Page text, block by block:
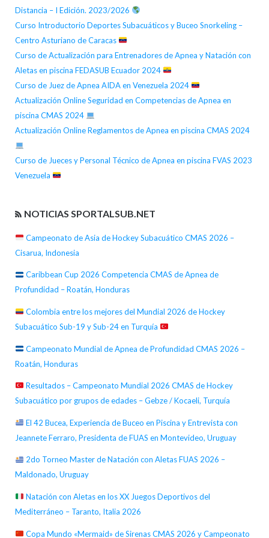
Distancia – I Edición. 2023/2026
Curso Introductorio Deportes Subacuáticos y Buceo Snorkeling –
Centro Asturiano de Caracas
Curso de Actualización para Entrenadores de Apnea y Natación con
Aletas en piscina FEDASUB Ecuador 2024
Curso de Juez de Apnea AIDA en Venezuela 2024
Actualización Online Seguridad en Competencias de Apnea en
piscina CMAS 2024
Actualización Online Reglamentos de Apnea en piscina CMAS 2024
Curso de Jueces y Personal Técnico de Apnea en piscina FVAS 2023
Venezuela
NOTICIAS SPORTALSUB.NET
Campeonato de Asia de Hockey Subacuático CMAS 2026 –
Cisarua, Indonesia
Caribbean Cup 2026 Competencia CMAS de Apnea de
Profundidad – Roatán, Honduras
Colombia entre los mejores del Mundial 2026 de Hockey
Subacuático Sub-19 y Sub-24 en Turquía
Campeonato Mundial de Apnea de Profundidad CMAS 2026 –
Roatán, Honduras
Resultados – Campeonato Mundial 2026 CMAS de Hockey
Subacuático por grupos de edades – Gebze / Kocaeli, Turquía
El 42 Bucea, Experiencia de Buceo en Piscina y Entrevista con
Jeannete Ferraro, Presidenta de FUAS en Montevideo, Uruguay
2do Torneo Master de Natación con Aletas FUAS 2026 –
Maldonado, Uruguay
Natación con Aletas en los XX Juegos Deportivos del
Mediterráneo – Taranto, Italia 2026
Copa Mundo «Mermaid» de Sirenas CMAS 2026 y Campeonato